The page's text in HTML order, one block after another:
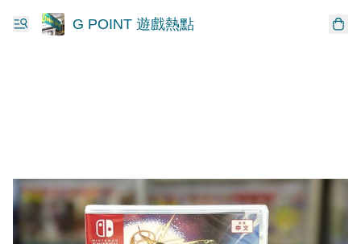
G POINT 遊戲熱點